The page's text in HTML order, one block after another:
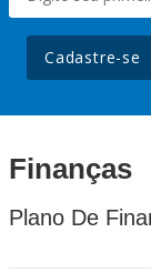
Cadastre-se
Finanças
Plano De